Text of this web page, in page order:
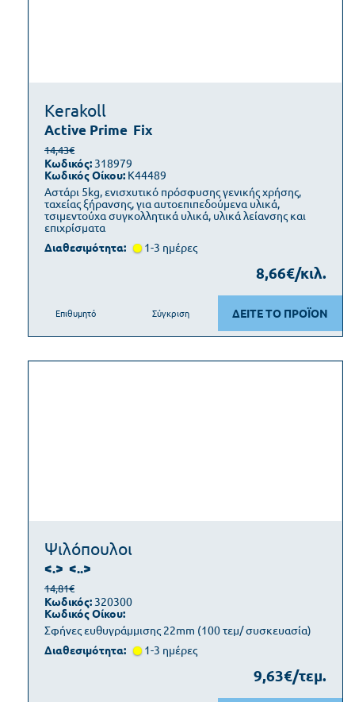
Kerakoll
Active Prime Fix
Αστάρι 5kg, ενισχυτικό πρόσφυσης γενικής χρήσης,
ταχείας ξήρανσης, για αυτοεπιπεδούμενα υλικά,
τσιμεντούχα συγκολλητικά υλικά, υλικά λείανσης και
επιχρίσματα
14,43€
Κωδικός: 318979
Κωδικός Οίκου: K44489
Διαθεσιμότητα: 1-3 ημέρες
8,66€/κιλ.
ΔΕΙΤΕ ΤΟ ΠΡΟΪΟΝ
Επιθυμητό Σύγκριση
Ψιλόπουλοι
<.> <..>
Σφήνες ευθυγράμμισης 22mm (100 τεμ/ συσκευασία)
14,81€
Κωδικός: 320300
Κωδικός Οίκου:
Διαθεσιμότητα: 1-3 ημέρες
9,63€/τεμ.